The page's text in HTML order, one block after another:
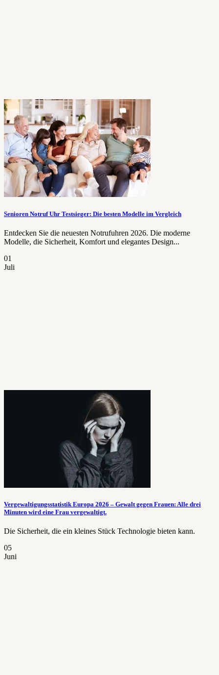
Senioren Notruf Uhr Testsieger: Die besten Modelle im Vergleich
Entdecken Sie die neuesten Notrufuhren 2026. Die moderne
Modelle, die Sicherheit, Komfort und elegantes Design...
01
Juli
Vergewaltigungsstatistik Europa 2026 – Gewalt gegen Frauen: Alle drei
Minuten wird eine Frau vergewaltigt.
Die Sicherheit, die ein kleines Stück Technologie bieten kann.
05
Juni